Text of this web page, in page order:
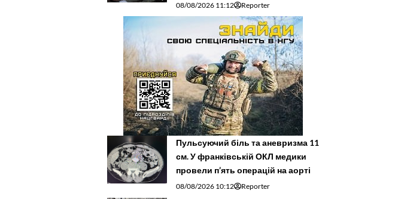
08/08/2026 11:12 Reporter
Пульсуючий біль та аневризма 11
см. У франківській ОКЛ медики
провели п’ять операцій на аорті
08/08/2026 10:12 Reporter